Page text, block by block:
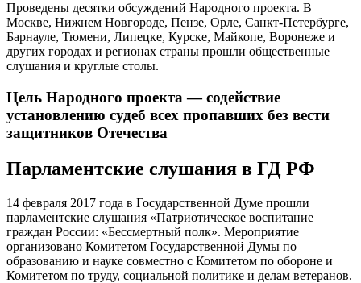
Проведены десятки обсуждений Народного проекта. В
Москве, Нижнем Новгороде, Пензе, Орле, Санкт-Петербурге,
Барнауле, Тюмени, Липецке, Курске, Майкопе, Воронеже и
других городах и регионах страны прошли общественные
слушания и круглые столы.
Цель Народного проекта — содействие
установлению судеб всех пропавших без вести
защитников Отечества
Парламентские слушания в ГД РФ
14 февраля 2017 года в Государственной Думе прошли
парламентские слушания «Патриотическое воспитание
граждан России: «Бессмертный полк». Мероприятие
организовано Комитетом Государственной Думы по
образованию и науке совместно с Комитетом по обороне и
Комитетом по труду, социальной политике и делам ветеранов.